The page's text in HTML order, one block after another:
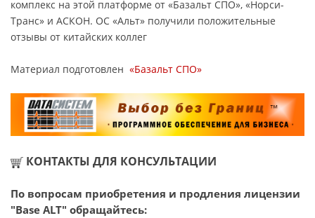
комплекс на этой платформе от «Базальт СПО», «Норси-
Транс» и АСКОН. ОС «Альт» получили положительные
отзывы от китайских коллег
Материал подготовлен «Базальт СПО»
КОНТАКТЫ ДЛЯ КОНСУЛЬТАЦИИ
По вопросам приобретения и продления лицензии
"Base ALT" обращайтесь: